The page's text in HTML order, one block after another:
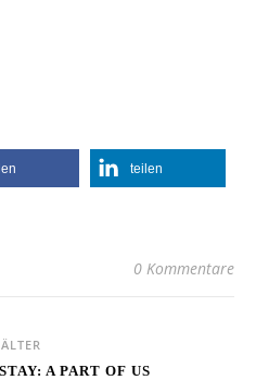
teilen
0 Kommentare
ÄLTER
A PART OF US